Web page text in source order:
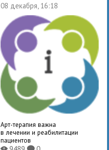
08 декабря, 16:18
Арт-терапия важна
в лечении и реабилитации
пациентов